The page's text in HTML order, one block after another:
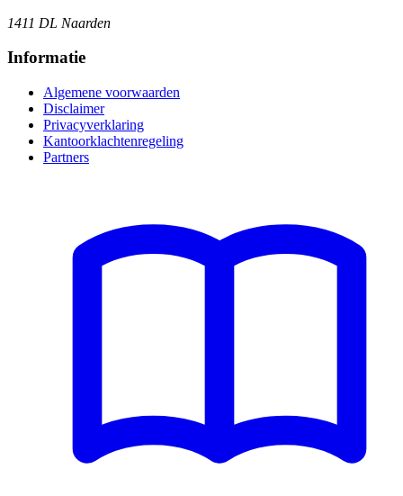
1411 DL Naarden
Informatie
Algemene voorwaarden
Disclaimer
Privacyverklaring
Kantoorklachtenregeling
Partners